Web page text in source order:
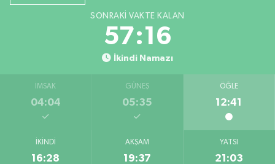
SONRAKI VAKTE KALAN
57:16
İkindi Namazı
İMSAK
04:04
GÜNEŞ
05:35
ÖĞLE
12:41
İKINDI
16:28
AKŞAM
19:37
YATSI
21:03